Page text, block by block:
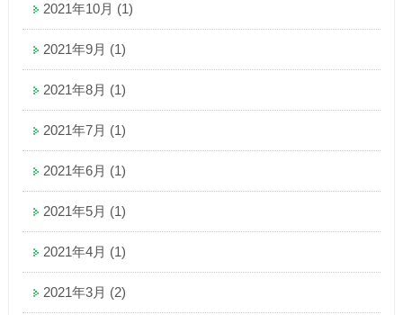
2021年10月 (1)
2021年9月 (1)
2021年8月 (1)
2021年7月 (1)
2021年6月 (1)
2021年5月 (1)
2021年4月 (1)
2021年3月 (2)